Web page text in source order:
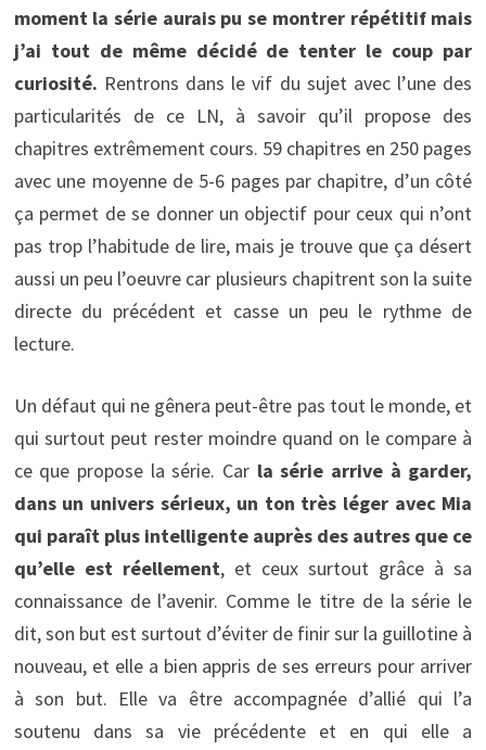
moment la série aurais pu se montrer répétitif mais
j’ai tout de même décidé de tenter le coup par
curiosité. Rentrons dans le vif du sujet avec l’une des
particularités de ce LN, à savoir qu’il propose des
chapitres extrêmement cours. 59 chapitres en 250 pages
avec une moyenne de 5-6 pages par chapitre, d’un côté
ça permet de se donner un objectif pour ceux qui n’ont
pas trop l’habitude de lire, mais je trouve que ça désert
aussi un peu l’oeuvre car plusieurs chapitrent son la suite
directe du précédent et casse un peu le rythme de
lecture.
Un défaut qui ne gênera peut-être pas tout le monde, et
qui surtout peut rester moindre quand on le compare à
ce que propose la série. Car la série arrive à garder,
dans un univers sérieux, un ton très léger avec Mia
qui paraît plus intelligente auprès des autres que ce
qu’elle est réellement, et ceux surtout grâce à sa
connaissance de l’avenir. Comme le titre de la série le
dit, son but est surtout d’éviter de finir sur la guillotine à
nouveau, et elle a bien appris de ses erreurs pour arriver
à son but. Elle va être accompagnée d’allié qui l’a
soutenu dans sa vie précédente et en qui elle a